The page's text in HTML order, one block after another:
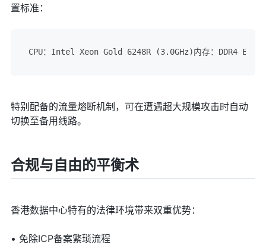
置标准：
CPU：Intel Xeon Gold 6248R (3.0GHz)内存：DDR4 ECC
特别配备的流量熔断机制，可在遭遇超大规模攻击时自动
切换至备用线路。
合规与自由的平衡术
香港数据中心特有的法律环境带来双重优势：
• 免除ICP备案繁琐流程